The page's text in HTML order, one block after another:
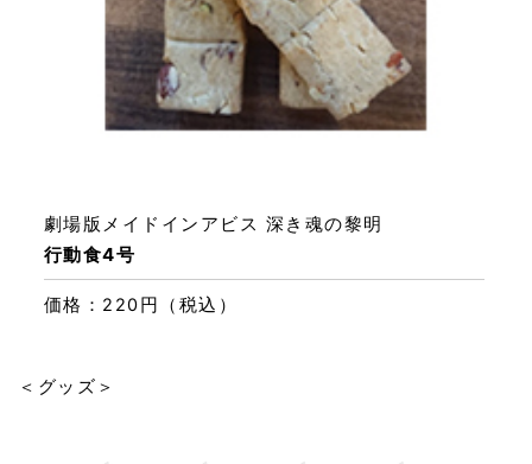
行動食4号
劇場版メイドインアビス 深き魂の黎明
価格：220円（税込）
＜グッズ＞